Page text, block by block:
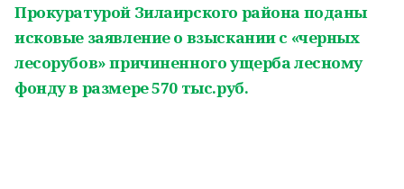
Прокуратурой Зилаирского района поданы
исковые заявление о взыскании с «черных
лесорубов» причиненного ущерба лесному
фонду в размере 570 тыс.руб.